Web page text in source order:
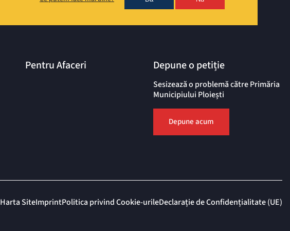
Pentru Afaceri Depune o petiție
Sesizează o problemă către Primăria
Municipiului Ploiești
Depune acum
Harta SiteImprintPolitica privind Cookie-urileDeclarație de Confidențialitate (UE)